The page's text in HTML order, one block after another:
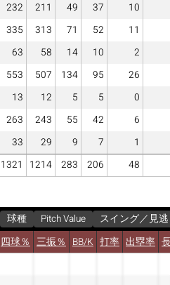
232 211 49 37
10
335 313 71 52
11
63 58 14 10
2
553 507 134 95
26
13 12 5 5
0
263 243 55 42
6
33 29 9 7
1
1321 1214 283 206 48
球種 Pitch Value
スイング／見
四球％ 三振％ BB/K 打率 出塁率